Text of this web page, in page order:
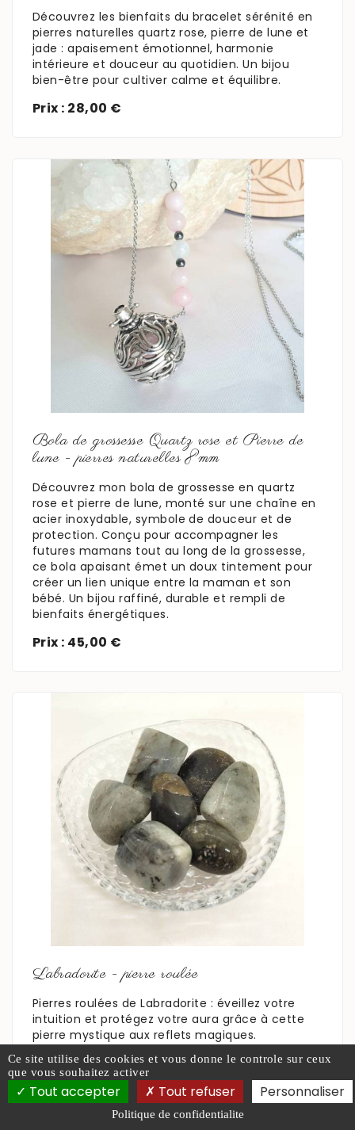
Découvrez les bienfaits du bracelet sérénité en
pierres naturelles quartz rose, pierre de lune et
jade : apaisement émotionnel, harmonie
intérieure et douceur au quotidien. Un bijou
bien-être pour cultiver calme et équilibre.
Prix : 28,00 €
Bola de grossesse Quartz rose et Pierre de
lune - pierres naturelles 8mm
Découvrez mon bola de grossesse en quartz
rose et pierre de lune, monté sur une chaîne en
acier inoxydable, symbole de douceur et de
protection. Conçu pour accompagner les
futures mamans tout au long de la grossesse,
ce bola apaisant émet un doux tintement pour
créer un lien unique entre la maman et son
bébé. Un bijou raffiné, durable et rempli de
bienfaits énergétiques.
Prix : 45,00 €
En savoir plus
Labradorite - pierre roulée
Pierres roulées de Labradorite : éveillez votre
intuition et protégez votre aura grâce à cette
pierre mystique aux reflets magiques.
accompagner votre chemin spirituel.
Prix : 5,00 €
Ce site utilise des cookies et vous donne le controle sur ceux
que vous souhaitez activer
Tout accepter Tout refuser Personnaliser
Politique de confidentialite